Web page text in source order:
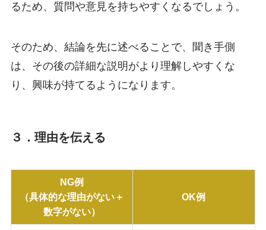
るため、質問や意見を持ちやすくなるでしょう。
そのため、結論を先に述べることで、聞き手側
は、その後の詳細な説明がより理解しやすくな
り、興味が持てるようになります。
３．理由を伝える
NG例
（具体的な理由がない＋
数字がない）
OK例